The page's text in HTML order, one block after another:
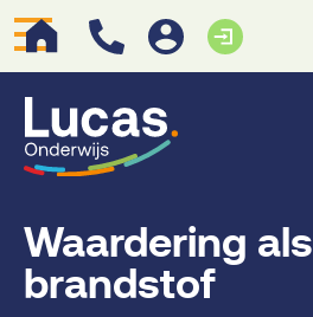
Waardering als
brandstof